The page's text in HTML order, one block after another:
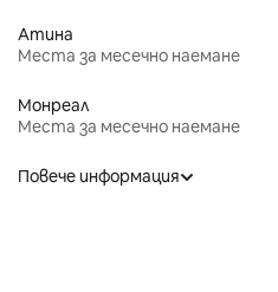
Атина
Места за месечно наемане
Монреал
Места за месечно наемане
Повече информация